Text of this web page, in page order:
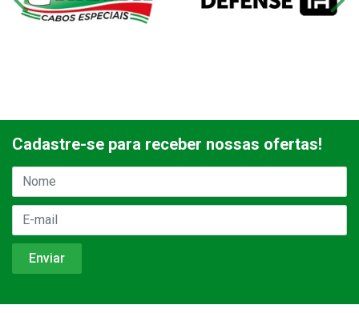
Cadastre-se para receber nossas ofertas!